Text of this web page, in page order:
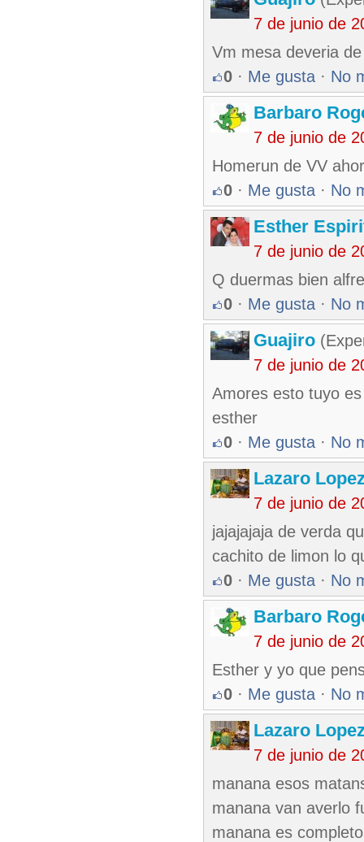
7 de junio de
Vm mesa deveria
0 · Me gusta · No
Barbaro
7 de junio de
Homerun de VV
0 · Me gusta · No
Esther
7 de junio de
Q duermas bien alfre
0 · Me gusta · No
Guajiro
7 de junio de
Amores esto tuyo
esther
0 · Me gusta · No
Lazaro
7 de junio de
jajajajaja de verda
cachito de limon lo
0 · Me gusta · No
Barbaro
7 de junio de
Esther y yo que
0 · Me gusta · No
Lazaro
7 de junio de
manana esos
manana van averlo
manana es